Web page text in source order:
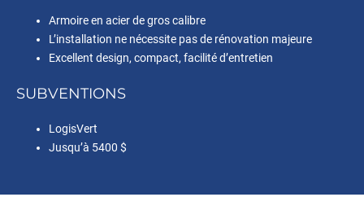
Armoire en acier de gros calibre
L’installation ne nécessite pas de rénovation majeure
Excellent design, compact, facilité d’entretien
SUBVENTIONS
LogisVert
Jusqu’à 5400 $